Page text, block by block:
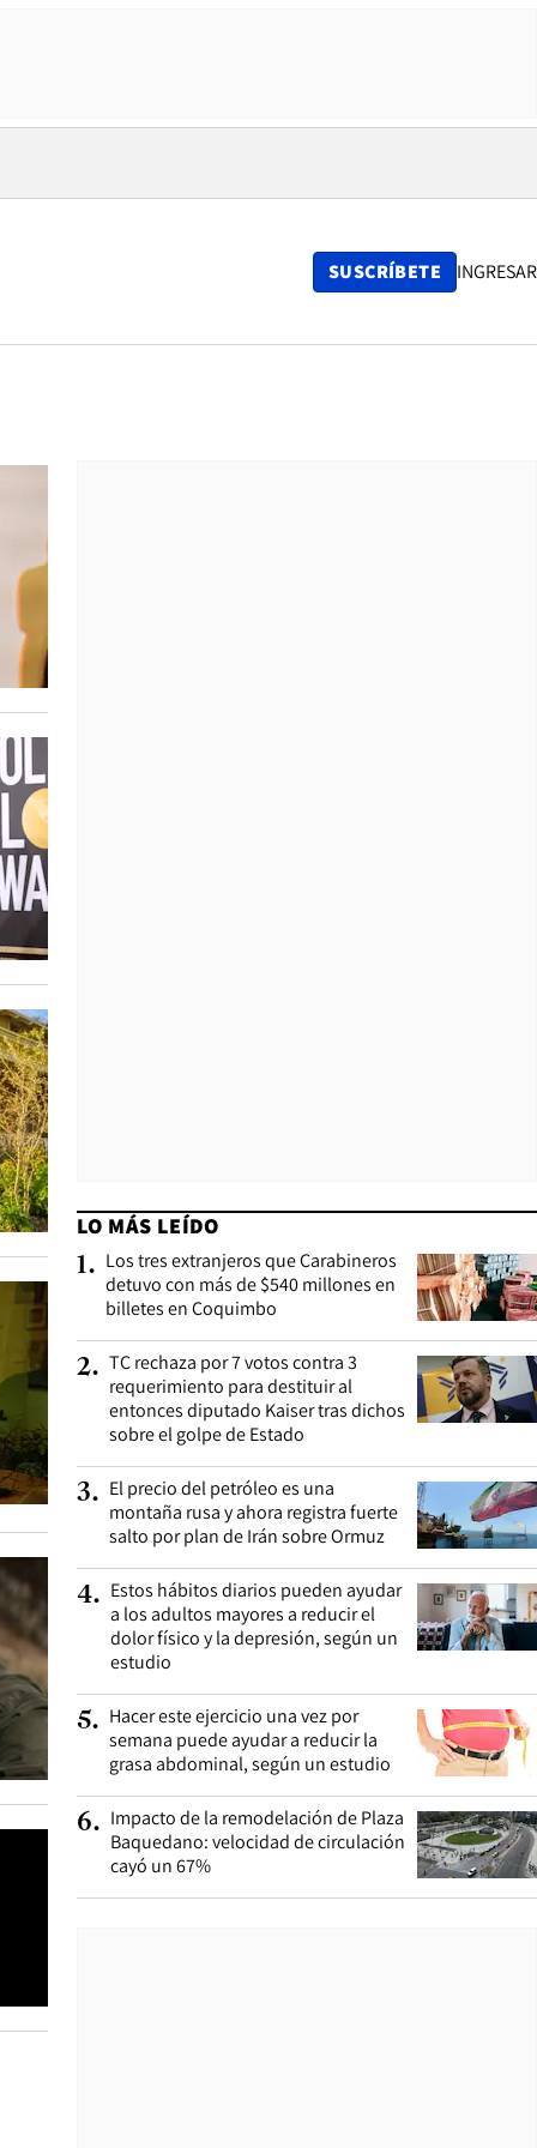
SUSCRÍBETE INGRESAR
LO MÁS LEÍDO
1. Los tres extranjeros que Carabineros
detuvo con más de $540 millones en
billetes en Coquimbo
2. TC rechaza por 7 votos contra 3
requerimiento para destituir al
entonces diputado Kaiser tras dichos
sobre el golpe de Estado
3. El precio del petróleo es una
montaña rusa y ahora registra fuerte
salto por plan de Irán sobre Ormuz
4. Estos hábitos diarios pueden ayudar
a los adultos mayores a reducir el
dolor físico y la depresión, según un
estudio
5. Hacer este ejercicio una vez por
semana puede ayudar a reducir la
grasa abdominal, según un estudio
6. Impacto de la remodelación de Plaza
Baquedano: velocidad de circulación
cayó un 67%